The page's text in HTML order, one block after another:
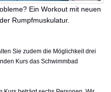
Ein Workout mit neuen
Rumpfmuskulatur.
Sie zudem die Möglichkeit drei
Kurs das Schwimmbad